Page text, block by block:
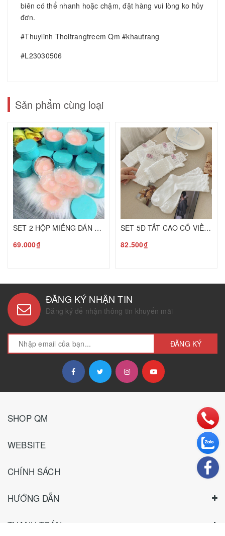
biên có thể nhanh hoặc chậm, đặt hàng vui lòng ko hủy
đơn.
#Thuylinh Thoitrangtreem Qm #khautrang
#L23030506
Sản phẩm cùng loại
SET 2 HỘP MIẾNG DÁN NHŨ HOA XANH C25070513
69.000₫
SET 5Đ TẤT CAO CỔ VIỀN BÈO C25080107
82.500₫
ĐĂNG KÝ NHẬN TIN
Đăng ký để nhận thông tin khuyến mãi
ĐĂNG KÝ
SHOP QM
WEBSITE
CHÍNH SÁCH
HƯỚNG DẪN
THANH TOÁN